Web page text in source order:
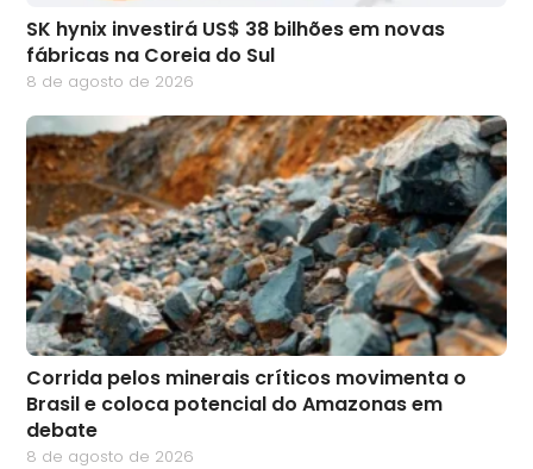
SK hynix investirá US$ 38 bilhões em novas
fábricas na Coreia do Sul
8 de agosto de 2026
Corrida pelos minerais críticos movimenta o
Brasil e coloca potencial do Amazonas em
debate
8 de agosto de 2026